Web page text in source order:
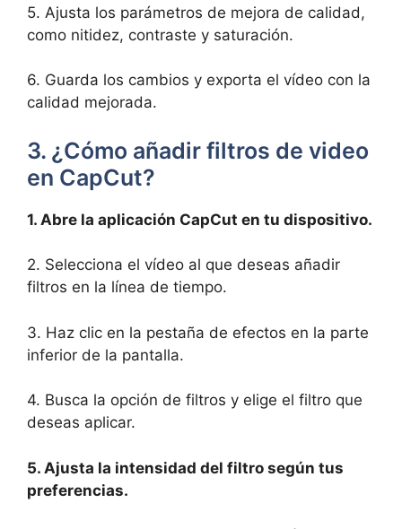
5. Ajusta los parámetros ​de mejora⁤ de calidad,
como ‍nitidez, contraste‍ y saturación.
6. Guarda los cambios y exporta el vídeo ‍con⁢ la
calidad mejorada.
3. ¿Cómo ⁤añadir filtros‌ de​ video‍
en CapCut?
1. Abre la aplicación CapCut en tu ‍dispositivo.
2.​ Selecciona el vídeo al que deseas añadir ​
filtros‌ en la línea de ⁣tiempo.
3. ​Haz clic en la pestaña⁣ de efectos en‍ la parte⁢
inferior⁢ de la pantalla.
4. Busca la ​opción de filtros ‌y elige el filtro que
deseas aplicar.
5. Ajusta⁤ la intensidad del filtro según tus
preferencias.